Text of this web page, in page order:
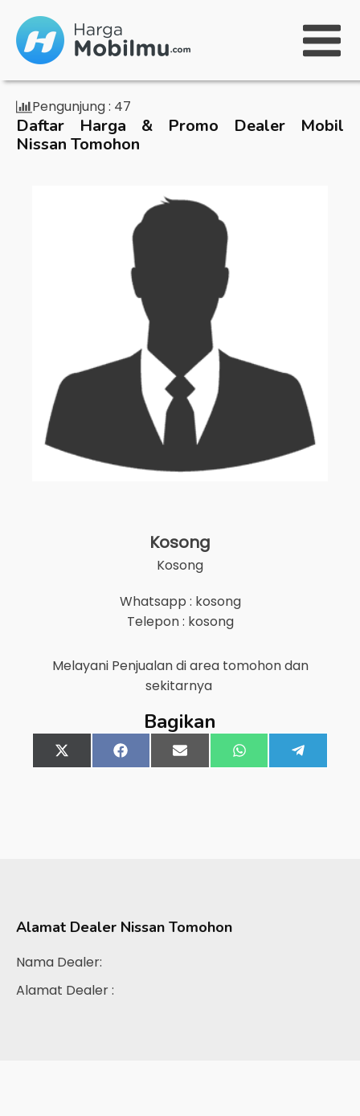
Pengunjung : 47
Daftar Harga & Promo Dealer Mobil
Nissan Tomohon
Kosong
Kosong
Whatsapp : kosong
Telepon : kosong
Melayani Penjualan di area tomohondan
sekitarnya
Bagikan
Share
on
X
(Twitter)
Share
on
FacebookShare
on
Email Share
on
WhatsApp
on
Alamat Dealer Nissan Tomohon
Nama Dealer:
Alamat Dealer :